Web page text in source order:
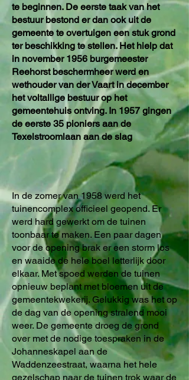
te beginnen. De eerste taak van het
bestuur bestond er dan ook uit de
gemeente te overtuigen een stuk grond
ter beschikking te stellen. Het hielp dat
in november 1956 burgemeester
Reehorst beschermheer werd en
wethouder van der Vaart in december
het voltallige bestuur op het
gemeentehuis ontving. In 1957 gingen
de eerste 35 pioniers aan de
Texelstroomlaan aan de slag
In de zomer van 1958 werd het
tuinencomplex officieel geopend. Er
werd hard gewerkt om de tuinen
toonbaar te maken. Een paar dagen
voor de opening brak er een storm los
en waaide de hele boel letterlijk door
elkaar. Met spoed werden de tuinen
opnieuw beplant met bloemen uit de
gemeentekwekerij. Gelukkig was het op
de dag van de opening stralend mooi
weer. De gemeente droeg de grond
over met de nodige toespraken in de
Johanneskapel aan de
Waddenzeestraat, waarna het hele
gezelschap naar de tuinen trok waar de